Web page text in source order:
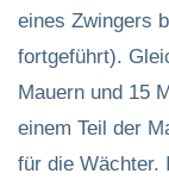
eines Zwingers
fortgeführt).
Mauern und 15
einem Teil der
für die Wächter.